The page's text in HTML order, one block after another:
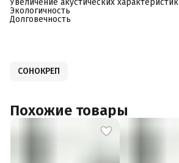
Увеличение акустических характеристик
Экологичность
Долговечность
СОНОКРЕП
Похожие товары